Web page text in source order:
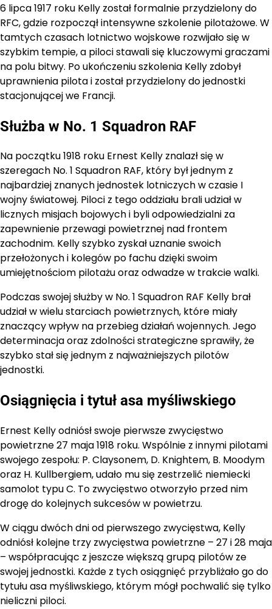
6 lipca 1917 roku Kelly został formalnie przydzielony do
RFC, gdzie rozpoczął intensywne szkolenie pilotażowe. W
tamtych czasach lotnictwo wojskowe rozwijało się w
szybkim tempie, a piloci stawali się kluczowymi graczami
na polu bitwy. Po ukończeniu szkolenia Kelly zdobył
uprawnienia pilota i został przydzielony do jednostki
stacjonującej we Francji.
Służba w No. 1 Squadron RAF
Na początku 1918 roku Ernest Kelly znalazł się w
szeregach No. 1 Squadron RAF, który był jednym z
najbardziej znanych jednostek lotniczych w czasie I
wojny światowej. Piloci z tego oddziału brali udział w
licznych misjach bojowych i byli odpowiedzialni za
zapewnienie przewagi powietrznej nad frontem
zachodnim. Kelly szybko zyskał uznanie swoich
przełożonych i kolegów po fachu dzięki swoim
umiejętnościom pilotażu oraz odwadze w trakcie walki.
Podczas swojej służby w No. 1 Squadron RAF Kelly brał
udział w wielu starciach powietrznych, które miały
znaczący wpływ na przebieg działań wojennych. Jego
determinacja oraz zdolności strategiczne sprawiły, że
szybko stał się jednym z najważniejszych pilotów
jednostki.
Osiągnięcia i tytuł asa myśliwskiego
Ernest Kelly odniósł swoje pierwsze zwycięstwo
powietrzne 27 maja 1918 roku. Wspólnie z innymi pilotami
swojego zespołu: P. Claysonem, D. Knightem, B. Moodym
oraz H. Kullbergiem, udało mu się zestrzelić niemiecki
samolot typu C. To zwycięstwo otworzyło przed nim
drogę do kolejnych sukcesów w powietrzu.
W ciągu dwóch dni od pierwszego zwycięstwa, Kelly
odniósł kolejne trzy zwycięstwa powietrzne – 27 i 28 maja
– współpracując z jeszcze większą grupą pilotów ze
swojej jednostki. Każde z tych osiągnięć przybliżało go do
tytułu asa myśliwskiego, którym mógł pochwalić się tylko
nieliczni piloci.